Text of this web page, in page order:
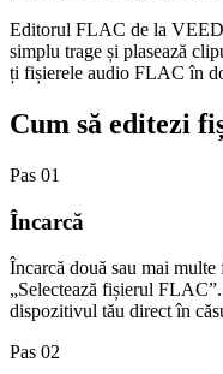
Editorul FLAC de la VEED
simplu trage și plasează
ți fișierele audio FLAC în
Cum să editezi
Pas 01
Încarcă
Încarcă două sau mai
„Selectează fișierul
dispozitivul tău direct în
Pas 02